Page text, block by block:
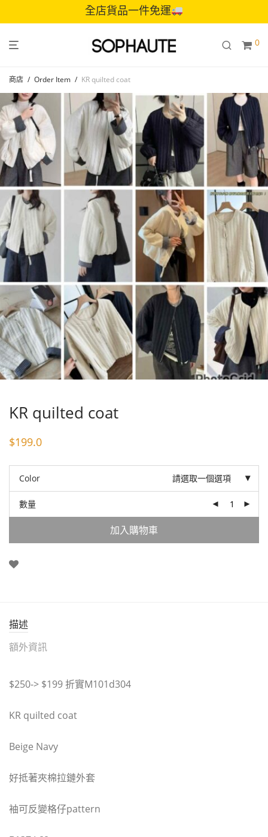
全店貨品一件免運
0
商店 / Order Item / KR quilted coat
KR quilted coat
$199.0
Color 請選取一個選項
數量
加入購物車
描述
額外資訊
$250-> $199 折實M101d304
KR quilted coat
Beige Navy
好抵著夾棉拉鏈外套
袖可反變格仔pattern